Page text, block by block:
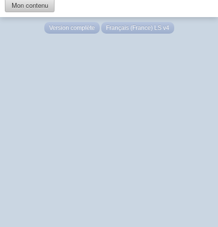
Mon contenu
Version complète Français (France) LS v4